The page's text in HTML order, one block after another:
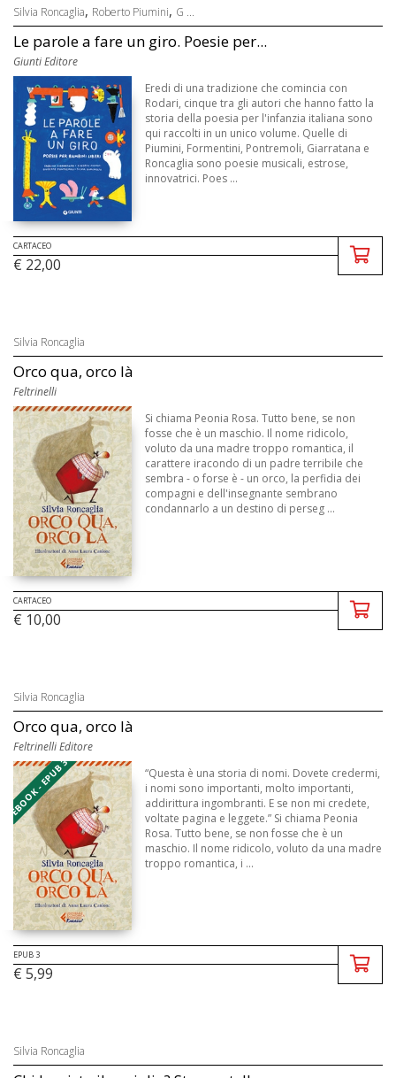
Silvia Roncaglia, Roberto Piumini, G ...
Le parole a fare un giro. Poesie per...
Giunti Editore
Eredi di una tradizione che comincia con
Rodari, cinque tra gli autori che hanno fatto la
storia della poesia per l'infanzia italiana sono
qui raccolti in un unico volume. Quelle di
Piumini, Formentini, Pontremoli, Giarratana e
Roncaglia sono poesie musicali, estrose,
innovatrici. Poes ...
CARTACEO
€ 22,00
Silvia Roncaglia
Orco qua, orco là
Feltrinelli
Si chiama Peonia Rosa. Tutto bene, se non
fosse che è un maschio. Il nome ridicolo,
voluto da una madre troppo romantica, il
carattere iracondo di un padre terribile che
sembra - o forse è - un orco, la perfidia dei
compagni e dell'insegnante sembrano
condannarlo a un destino di perseg ...
CARTACEO
€ 10,00
Silvia Roncaglia
Orco qua, orco là
Feltrinelli Editore
EBOOK - EPUB 3
“Questa è una storia di nomi. Dovete credermi,
i nomi sono importanti, molto importanti,
addirittura ingombranti. E se non mi credete,
voltate pagina e leggete.” Si chiama Peonia
Rosa. Tutto bene, se non fosse che è un
maschio. Il nome ridicolo, voluto da una madre
troppo romantica, i ...
EPUB 3
€ 5,99
Silvia Roncaglia